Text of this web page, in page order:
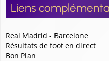
Liens
Real Madrid - Barcelone
Résultats de foot en direct
Bon Plan